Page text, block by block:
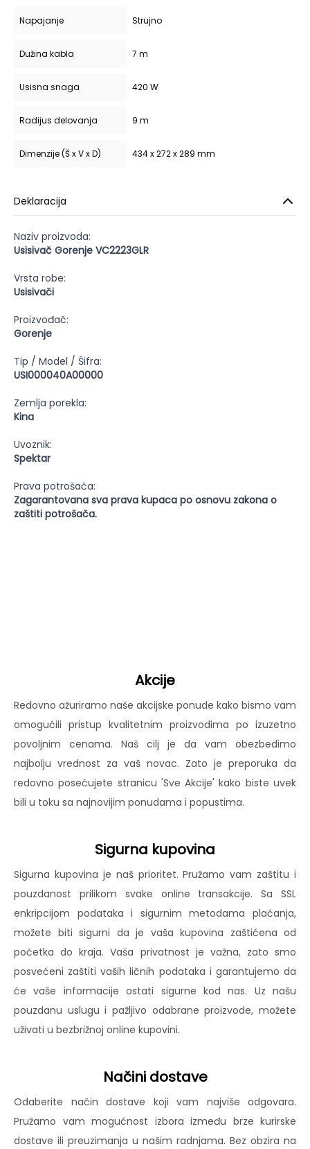
Napajanje Strujno
Dužina kabla 7 m
Usisna snaga 420 W
Radijus delovanja 9 m
Dimenzije (Š x V x D) 434 x 272 x 289 mm
Deklaracija
Naziv proizvoda:
Usisivač Gorenje VC2223GLR
Vrsta robe:
Usisivači
Proizvođač:
Gorenje
Tip / Model / Šifra:
USI000040A00000
Zemlja porekla:
Kina
Uvoznik:
Spektar
Prava potrošača:
Zagarantovana sva prava kupaca po osnovu zakona o
zaštiti potrošača.
Akcije
Redovno ažuriramo naše akcijske ponude kako bismo vam
omogućili pristup kvalitetnim proizvodima po izuzetno
povoljnim cenama. Naš cilj je da vam obezbedimo
najbolju vrednost za vaš novac. Zato je preporuka da
redovno posećujete stranicu 'Sve Akcije' kako biste uvek
bili u toku sa najnovijim ponudama i popustima.
Sigurna kupovina
Sigurna kupovina je naš prioritet. Pružamo vam zaštitu i
pouzdanost prilikom svake online transakcije. Sa SSL
enkripcijom podataka i sigurnim metodama plaćanja,
možete biti sigurni da je vaša kupovina zaštićena od
početka do kraja. Vaša privatnost je važna, zato smo
posvećeni zaštiti vaših ličnih podataka i garantujemo da
će vaše informacije ostati sigurne kod nas. Uz našu
pouzdanu uslugu i pažljivo odabrane proizvode, možete
uživati u bezbrižnoj online kupovini.
Načini dostave
Odaberite način dostave koji vam najviše odgovara.
Pružamo vam mogućnost izbora između brze kurirske
dostave ili preuzimanja u našim radnjama. Bez obzira na